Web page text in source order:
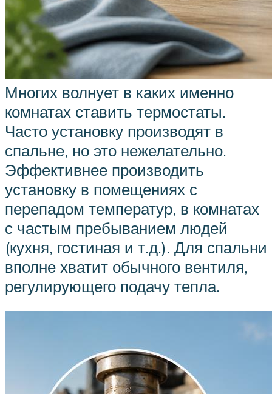
Многих волнует в каких именно
комнатах ставить термостаты.
Часто установку производят в
спальне, но это нежелательно.
Эффективнее производить
установку в помещениях с
перепадом температур, в комнатах
с частым пребыванием людей
(кухня, гостиная и т.д.). Для спальни
вполне хватит обычного вентиля,
регулирующего подачу тепла.